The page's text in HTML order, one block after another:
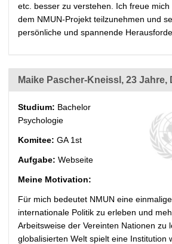
etc. besser zu verstehen. Ich freue
dem NMUN-Projekt teilzunehmen und
persönliche und spannende
Maike Pascher-Kneissl, 23 Jahre,
Studium: Bachelor
Psychologie
Komitee: GA 1st
Aufgabe: Webseite
Meine Motivation:
Für mich bedeutet NMUN eine
internationale Politik zu erleben und
Arbeitsweise der Vereinten Nationen zu
globalisierten Welt spielt eine Institution